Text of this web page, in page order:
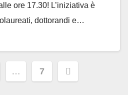
ore 17.30! L’iniziativa è
dottorandi e…
… 7